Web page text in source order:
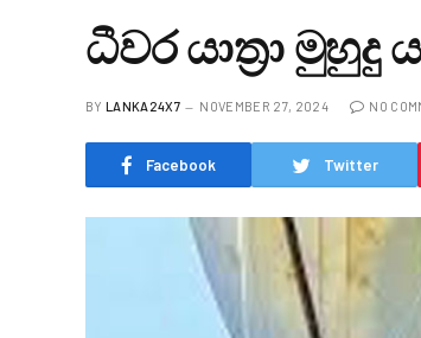
ධීවර යාත්‍රා
BY LANKA24X7 NOVEMBER 27, 2024 NO
Facebook Twitter